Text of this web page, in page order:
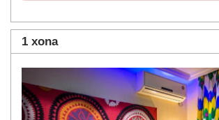
1 xona
Previous